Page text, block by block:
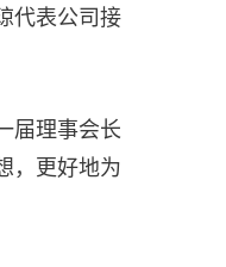
代表公司接
届理事会长
，更好地为